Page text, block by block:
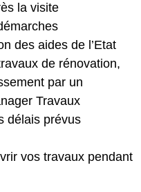
la visite
des aides de l’Etat
de rénovation,
par un
Travaux
délais prévus
vos travaux pendant